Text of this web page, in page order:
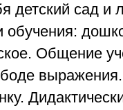
детский сад и
обучения:
Общение